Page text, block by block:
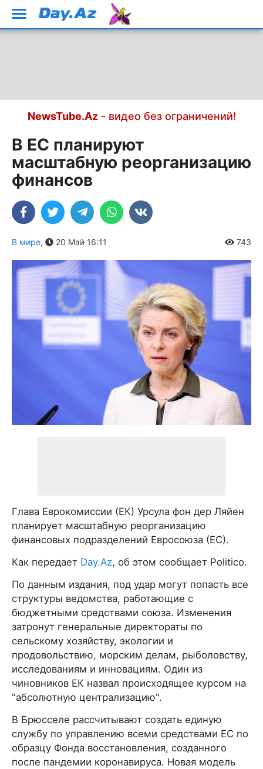
NewsTube.Az- видео без ограничений!
В ЕС планируют
масштабную реорганизацию
финансов
В мире, 20 Май 16:11 743
Глава Еврокомиссии (ЕК) Урсула фон дер Ляйен
планирует масштабную реорганизацию
финансовых подразделений Евросоюза (ЕС).
Как передает Day.Az, об этом сообщает Politico.
По данным издания, под удар могут попасть все
структуры ведомства, работающие с
бюджетными средствами союза. Изменения
затронут генеральные директораты по
сельскому хозяйству, экологии и
продовольствию, морским делам, рыболовству,
исследованиям и инновациям. Один из
чиновников ЕК назвал происходящее курсом на
"абсолютную централизацию".
В Брюсселе рассчитывают создать единую
службу по управлению всеми средствами ЕС по
образцу Фонда восстановления, созданного
после пандемии коронавируса. Новая модель